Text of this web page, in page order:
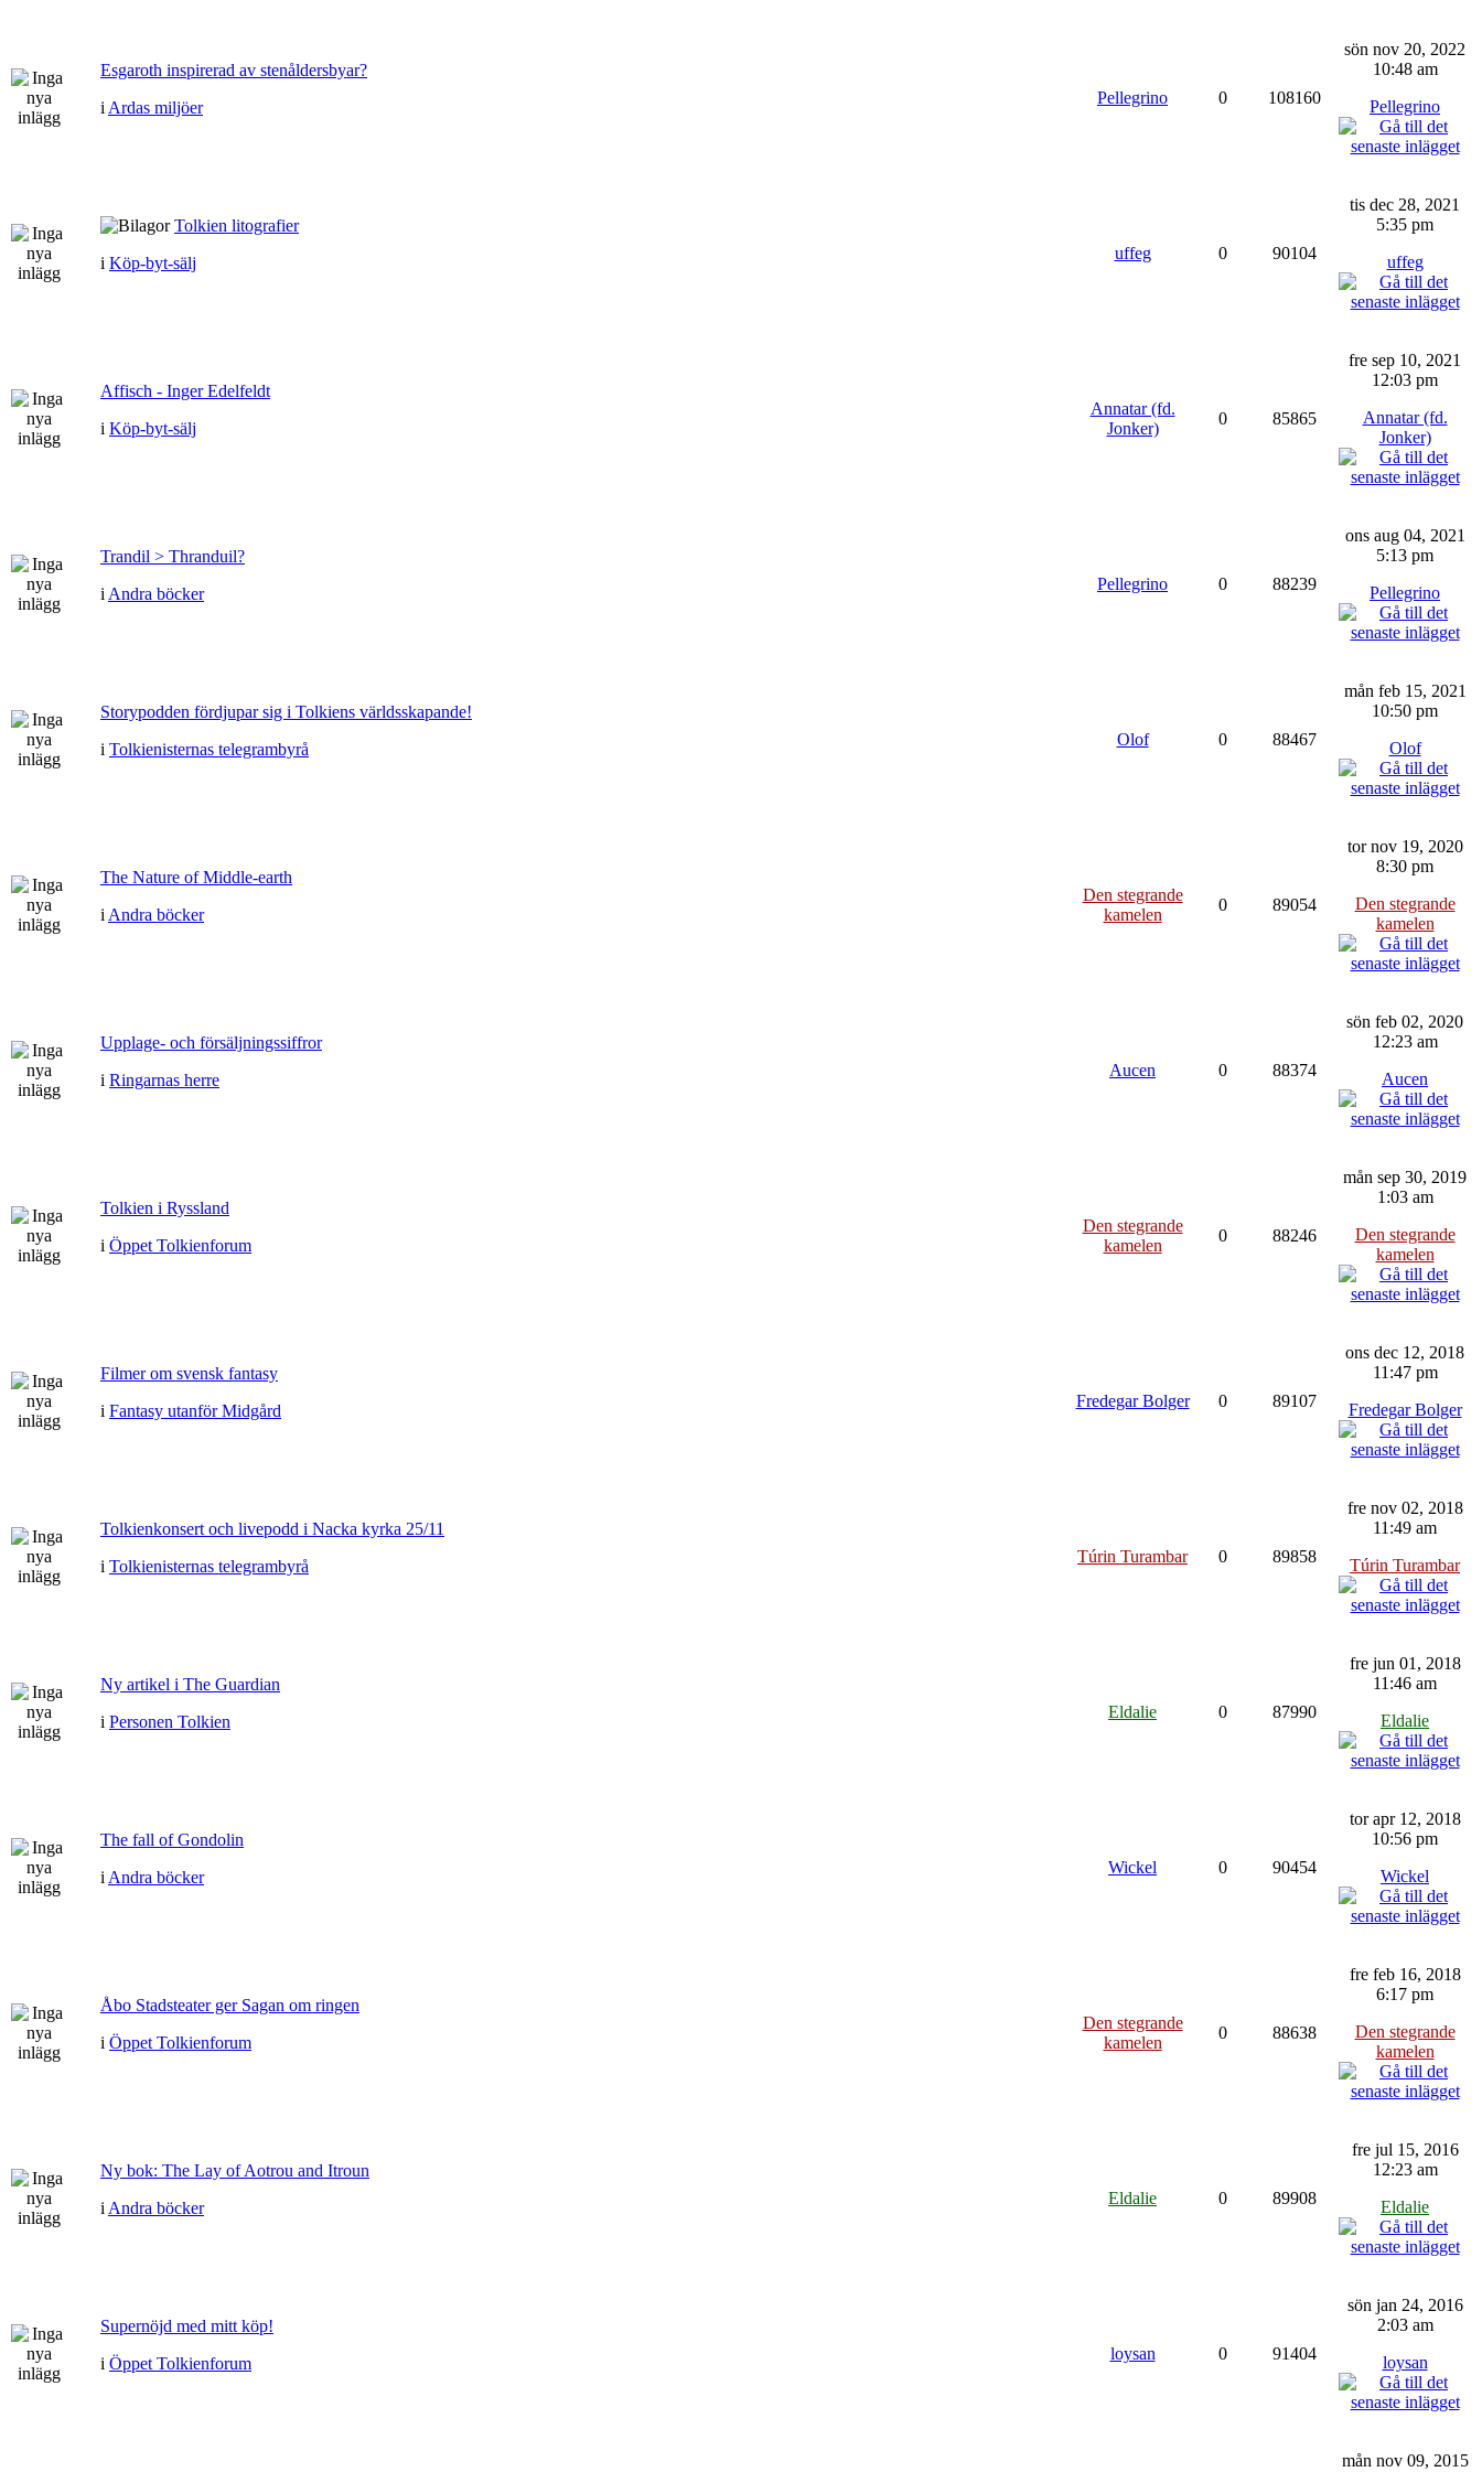
Esgaroth inspirerad av stenåldersbyar?
i Ardas miljöer
Pellegrino 0 108160
sön nov 20, 2022
10:48 am
Pellegrino
Tolkien litografier
i Köp-byt-sälj
uffeg 0 90104
tis dec 28, 2021
5:35 pm
uffeg
Affisch - Inger Edelfeldt
i Köp-byt-sälj
Annatar (fd.
Jonker)
0 85865
fre sep 10, 2021
12:03 pm
Annatar (fd.
Jonker)
Trandil > Thranduil?
i Andra böcker
Pellegrino 0 88239
ons aug 04, 2021
5:13 pm
Pellegrino
Storypodden fördjupar sig i Tolkiens världsskapande!
i Tolkienisternas telegrambyrå
Olof 0 88467
mån feb 15, 2021
10:50 pm
Olof
The Nature of Middle-earth
i Andra böcker
Den stegrande
kamelen
0 89054
tor nov 19, 2020
8:30 pm
Den stegrande
kamelen
Upplage- och försäljningssiffror
i Ringarnas herre
Aucen 0 88374
sön feb 02, 2020
12:23 am
Aucen
Tolkien i Ryssland
i Öppet Tolkienforum
Den stegrande
kamelen
0 88246
mån sep 30, 2019
1:03 am
Den stegrande
kamelen
Filmer om svensk fantasy
i Fantasy utanför Midgård
Fredegar Bolger 0 89107
ons dec 12, 2018
11:47 pm
Fredegar Bolger
Tolkienkonsert och livepodd i Nacka kyrka 25/11
i Tolkienisternas telegrambyrå
Túrin Turambar 0 89858
fre nov 02, 2018
11:49 am
Túrin Turambar
Ny artikel i The Guardian
i Personen Tolkien
Eldalie 0 87990
fre jun 01, 2018
11:46 am
Eldalie
The fall of Gondolin
i Andra böcker
Wickel 0 90454
tor apr 12, 2018
10:56 pm
Wickel
Åbo Stadsteater ger Sagan om ringen
i Öppet Tolkienforum
Den stegrande
kamelen
0 88638
fre feb 16, 2018
6:17 pm
Den stegrande
kamelen
Ny bok: The Lay of Aotrou and Itroun
i Andra böcker
Eldalie 0 89908
fre jul 15, 2016
12:23 am
Eldalie
Supernöjd med mitt köp!
i Öppet Tolkienforum
loysan 0 91404
sön jan 24, 2016
2:03 am
loysan
mån nov 09, 2015